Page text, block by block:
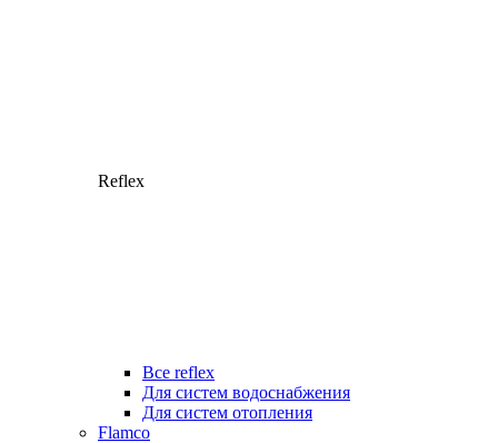
Reflex
Все reflex
Для систем водоснабжения
Для систем отопления
Flamco